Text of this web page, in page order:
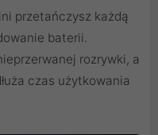
przetańczysz każdą
baterii.
rozrywki, a
czas użytkowania